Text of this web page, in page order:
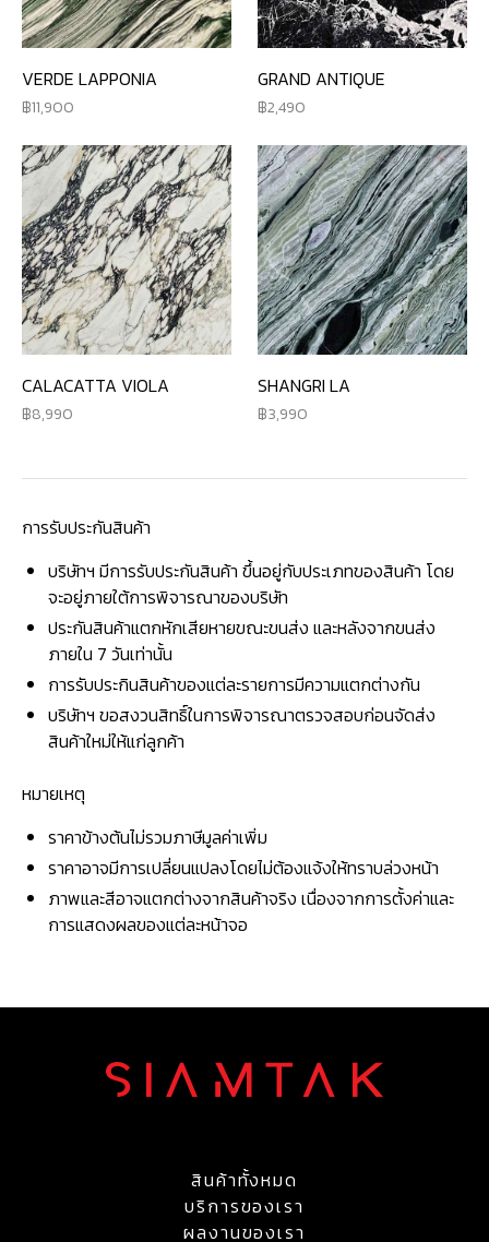
VERDE LAPPONIA
11,900
GRAND ANTIQUE
2,490
CALACATTA VIOLA
8,990
SHANGRI LA
3,990
การรับประกันสินค้า
บริษัทฯ มีการรับประกันสินค้า ขึ้นอยู่กับประเภทของสินค้า โดย
จะอยู่ภายใต้การพิจารณาของบริษัท
ประกันสินค้าแตกหักเสียหายขณะขนส่ง และหลังจากขนส่ง
ภายใน 7 วันเท่านั้น
การรับประกินสินค้าของแต่ละรายการมีความแตกต่างกัน
บริษัทฯ ขอสงวนสิทธิ์ในการพิจารณาตรวจสอบก่อนจัดส่ง
สินค้าใหม่ให้แก่ลูกค้า
หมายเหตุ
ราคาข้างต้นไม่รวมภาษีมูลค่าเพิ่ม
ราคาอาจมีการเปลี่ยนแปลงโดยไม่ต้องแจ้งให้ทราบล่วงหน้า
ภาพและสีอาจแตกต่างจากสินค้าจริง เนื่องจากการตั้งค่าและ
การแสดงผลของแต่ละหน้าจอ
สินค้าทั้งหมด
บริการของเรา
ผลงานของเรา